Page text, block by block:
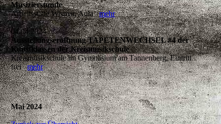
Musizierstunde
Arbeitsstätte Wismar, Aulamehr
04.04.2024
Ausstellungseröffnung TAPETENWECHSEL #4 der
Kunstklassen der Kreismusikschule
Kreismusikschule im Gymnasium am Tannenberg, Eintritt
freimehr
Mai 2024